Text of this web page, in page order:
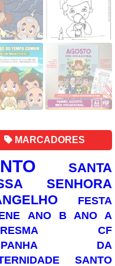
MARCADORES
SANTA
SENHORA
FESTA
ANO B
ANO A
CF
DA
SANTO